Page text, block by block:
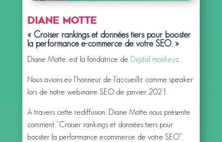
Diane Motte
« Croiser rankings et données tiers pour booster
la performance e-commerce de votre SEO. »
Diane Motte, est la fondatrice de Digital monkeyz.
Nous avions eu l’honneur de l’accueillir comme speaker
lors de notre webinaire SEO de janvier 2021.
À travers cette rediffusion, Diane Motte nous présente
comment “Croiser rankings et données tiers pour
booster la performance ecommerce de votre SEO”.